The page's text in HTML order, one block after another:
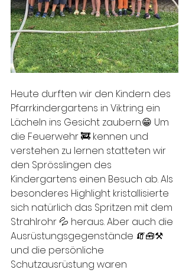
Heute durften wir den Kindern des
Pfarrkindergartens in Viktring ein
Lächeln ins Gesicht zaubern.😁 Um
die Feuerwehr 🚒 kennen und
verstehen zu lernen statteten wir
den Sprösslingen des
Kindergartens einen Besuch ab. Als
besonderes Highlight kristallisierte
sich natürlich das Spritzen mit dem
Strahlrohr 💦 heraus. Aber auch die
Ausrüstungsgegenstände 🧯🧰⚒
und die persönliche
Schutzausrüstung waren